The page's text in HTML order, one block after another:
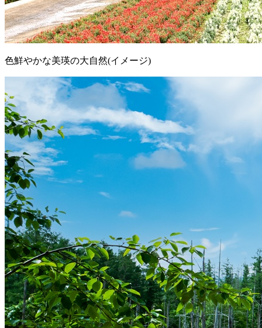
色鮮やかな美瑛の大自然(イメージ)